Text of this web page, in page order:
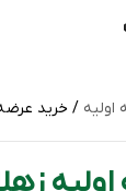
اولیه / خرید عرضه